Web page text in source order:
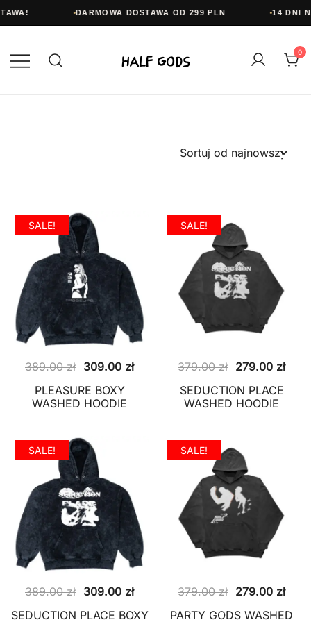
DARMOWA DOSTAWA OD 299 PLN 14 DNI
do
treści
0
SALE!
389.00zł Pierwotna
cena
wynosiła:
309.00 złAktualna
PLEASURE BOXY
WASHED HOODIE
SALE!
379.00zł Pierwotna
cena
wynosiła:
279.00 zł
SEDUCTION PLACE
WASHED HOODIE
SALE!
389.00zł Pierwotna
cena
309.00 złAktualna
cena
SEDUCTION PLACE BOXY
SALE!
379.00zł Pierwotna
cena
279.00 zł
cena
PARTY GODS WASHED